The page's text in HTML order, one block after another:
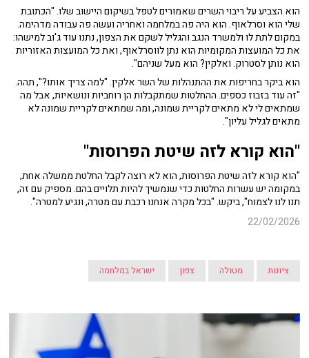
הוא הצביע על ריבוי השרים שאמורים לטפל בשיקום היישוב שלו. "הכתובת
שלי הוא וסרלאוף. הוא היה פה במלחמה ואחריה ועשה פה עבודה מדהימה.
במקום לתת לו ולמשרד הנגב והגליל לשקם את הצפון, נתנו עוד ג'וב למישהו:
את כל המועצות המקומיות הוא נתן לווסרלאוף, ואת כל המועצות האזוריות
הוא נותן לסטרוק. ואלקין? הוא מעל שניהם".
הוא ביקר בחריפות את ההתנהלות של השר אלקין. "למה צריך אותו?", תהה.
"זה עוד בזבוז כספים. ההחלטות שמתקבלות הן רוחביות ונושאיות, אבל מה
שמתאים לי לא מתאים לקריית שמונה, ומה שמתאים לקריית שמונה לא
מתאים לגליל עליון".
"הוא קורא לזה שיטת הפרוסות"
"הוא קורא לזה שיטת הפרוסות, הוא לא רוצה לקבל החלטת ממשלה אחת,
במקומה יש עשרות החלטות כדי שנמשיך להיות תלויים בהם. מספיק עם זה,
תנו לנו לצמוח", ביקש. "בכל מקרה אנחנו רכבת עם מטרה, ונגיע למטרה".
22/02/2026
ציונות מטולה צפון ישראל במלחמה